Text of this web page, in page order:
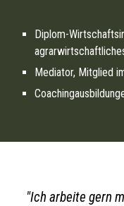
Diplom-
Mediator, Mitglied
"Ich arbeite gern